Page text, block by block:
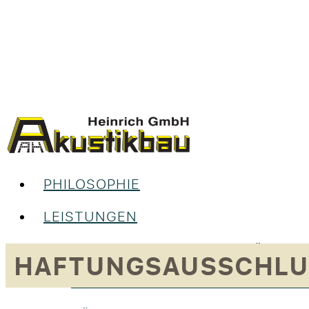
PHILOSOPHIE
LEISTUNGEN
UNSERE LEISTUNGEN IM
RAUMGESTALTUNG &